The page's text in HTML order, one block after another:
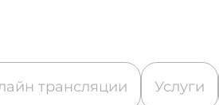
трансляции Услуги